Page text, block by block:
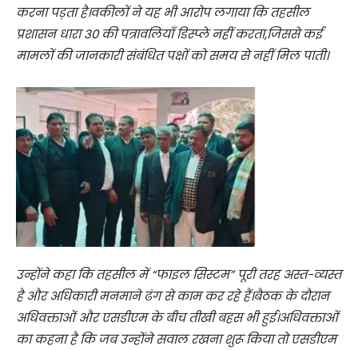
करना पड़ता है।वकीलों ने यह भी आरोप लगाया कि तहसील
प्रशासन धारा 30 की पत्रावलियाँ डिस्प्ले नहीं करता,जिससे कई
मामलों की जानकारी संबंधित पक्षों को समय से नहीं मिल पाती।
उन्होंने कहा कि तहसील में “फाइल सिस्टम” पूरी तरह अस्त-व्यस्त
है और अधिकारी मनमाने ढंग से काम कर रहे हैं।बैठक के दौरान
अधिवक्ताओं और एसडीएम के बीच तीखी बहस भी हुई।अधिवक्ताओं
का कहना है कि जब उन्होंने सवाल रखना शुरू किया तो एसडीएम